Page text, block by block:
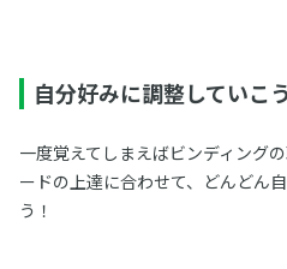
自分好みに調整していこ
一度覚えてしまえばビンディング
ードの上達に合わせて、どんどん
う！